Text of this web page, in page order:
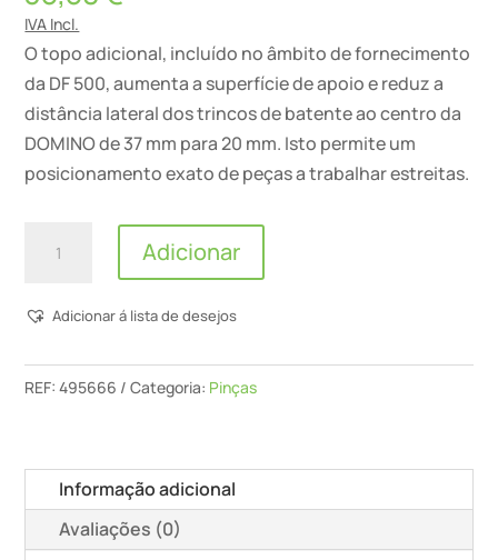
IVA Incl.
O topo adicional, incluído no âmbito de fornecimento
da DF 500, aumenta a superfície de apoio e reduz a
distância lateral dos trincos de batente ao centro da
DOMINO de 37 mm para 20 mm. Isto permite um
posicionamento exato de peças a trabalhar estreitas.
Quantidade
Adicional
Df
Adicionar
Adicionar á lista de desejos
REF:495666 Categoria: Pinças
Informação adicional
Avaliações (0)